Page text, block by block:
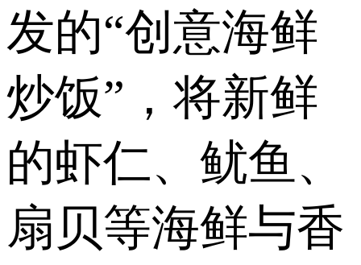
发的“创意海鲜
炒饭”，将新鲜
的虾仁、鱿鱼、
扇贝等海鲜与香